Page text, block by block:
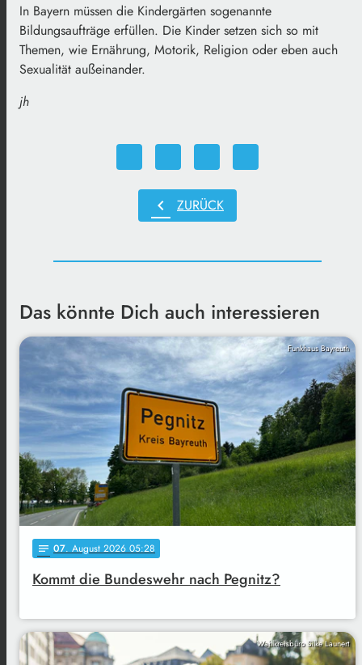
In Bayern müssen die Kindergärten sogenannte
Bildungsaufträge erfüllen. Die Kinder setzen sich so mit
Themen, wie Ernährung, Motorik, Religion oder eben auch
Sexualität außeinander.
jh
chevron_left ZURÜCK
Das könnte Dich auch interessieren
Funkhaus Bayreuth
notes 07. August 2026 05:28
Kommt die Bundeswehr nach Pegnitz?
Wahlkreisbüro Silke Launert